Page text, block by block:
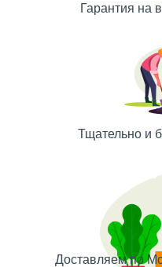
Гарантия на
Тщательно и
Доставляем по